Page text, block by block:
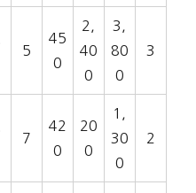
5
45
0
2,
40
0
3,
80
0
3
7
42
0
20
0
1,
30
0
2